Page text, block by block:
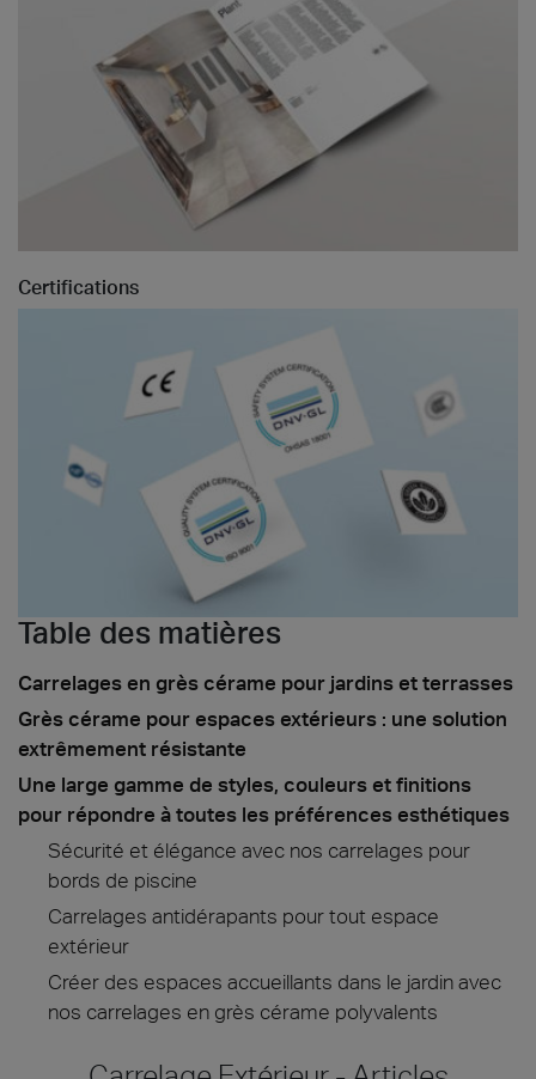
Certifications
Table des matières
Carrelages en grès cérame pour jardins et terrasses
Grès cérame pour espaces extérieurs : une solution
extrêmement résistante
Une large gamme de styles, couleurs et finitions
pour répondre à toutes les préférences esthétiques
Sécurité et élégance avec nos carrelages pour
bords de piscine
Carrelages antidérapants pour tout espace
extérieur
Créer des espaces accueillants dans le jardin avec
nos carrelages en grès cérame polyvalents